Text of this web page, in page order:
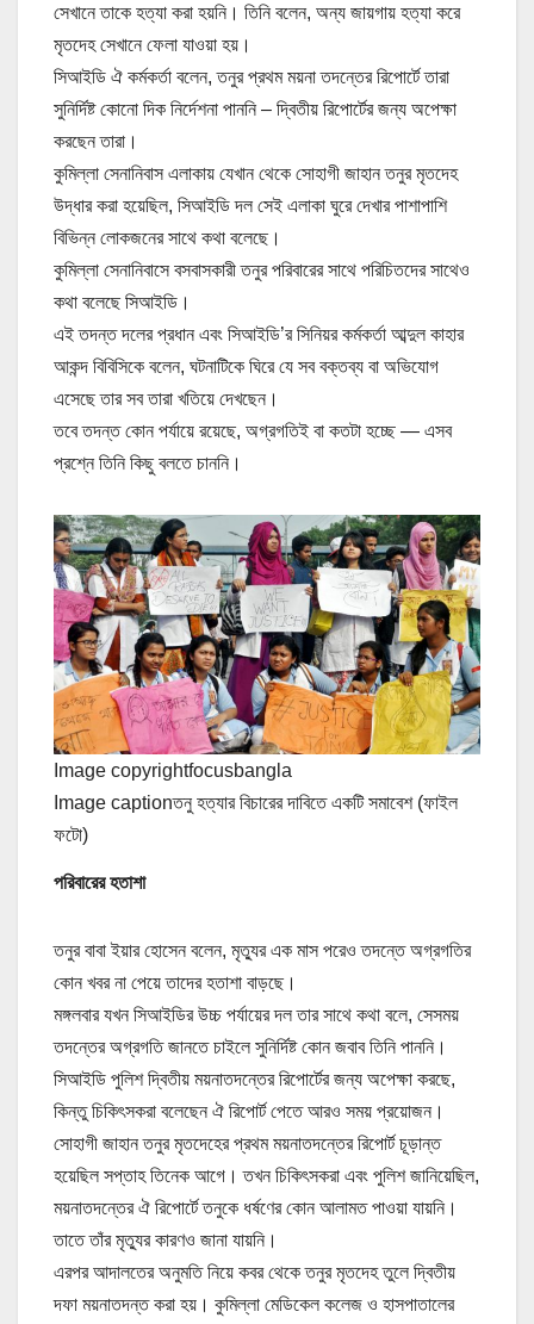
সেখানে তাকে হত্যা করা হয়নি। তিনি বলেন, অন্য জায়গায় হত্যা করে
মৃতদেহ সেখানে ফেলা যাওয়া হয়।
সিআইডি ঐ কর্মকর্তা বলেন, তনুর প্রথম ময়না তদন্তের রিপোর্টে তারা
সুনির্দিষ্ট কোনো দিক নির্দেশনা পাননি – দ্বিতীয় রিপোর্টের জন্য অপেক্ষা
করছেন তারা।
কুমিল্লা সেনানিবাস এলাকায় যেখান থেকে সোহাগী জাহান তনুর মৃতদেহ
উদ্ধার করা হয়েছিল, সিআইডি দল সেই এলাকা ঘুরে দেখার পাশাপাশি
বিভিন্ন লোকজনের সাথে কথা বলেছে।
কুমিল্লা সেনানিবাসে বসবাসকারী তনুর পরিবারের সাথে পরিচিতদের সাথেও
কথা বলেছে সিআইডি।
এই তদন্ত দলের প্রধান এবং সিআইডি’র সিনিয়র কর্মকর্তা আব্দুল কাহার
আকন্দ বিবিসিকে বলেন, ঘটনাটিকে ঘিরে যে সব বক্তব্য বা অভিযোগ
এসেছে তার সব তারা খতিয়ে দেখছেন।
তবে তদন্ত কোন পর্যায়ে রয়েছে, অগ্রগতিই বা কতটা হচ্ছে — এসব
প্রশ্নে তিনি কিছু বলতে চাননি।
Image copyrightfocusbangla
Image captionতনু হত্যার বিচারের দাবিতে একটি সমাবেশ (ফাইল
ফটো)
পরিবারের হতাশা
তনুর বাবা ইয়ার হোসেন বলেন, মৃত্যুর এক মাস পরেও তদন্তে অগ্রগতির
কোন খবর না পেয়ে তাদের হতাশা বাড়ছে।
মঙ্গলবার যখন সিআইডির উচ্চ পর্যায়ের দল তার সাথে কথা বলে, সেসময়
তদন্তের অগ্রগতি জানতে চাইলে সুনির্দিষ্ট কোন জবাব তিনি পাননি।
সিআইডি পুলিশ দ্বিতীয় ময়নাতদন্তের রিপোর্টের জন্য অপেক্ষা করছে,
কিন্তু চিকিৎসকরা বলেছেন ঐ রিপোর্ট পেতে আরও সময় প্রয়োজন।
সোহাগী জাহান তনুর মৃতদেহের প্রথম ময়নাতদন্তের রিপোর্ট চূড়ান্ত
হয়েছিল সপ্তাহ তিনেক আগে। তখন চিকিৎসকরা এবং পুলিশ জানিয়েছিল,
ময়নাতদন্তের ঐ রিপোর্টে তনুকে ধর্ষণের কোন আলামত পাওয়া যায়নি।
তাতে তাঁর মৃত্যুর কারণও জানা যায়নি।
এরপর আদালতের অনুমতি নিয়ে কবর থেকে তনুর মৃতদেহ তুলে দ্বিতীয়
দফা ময়নাতদন্ত করা হয়। কুমিল্লা মেডিকেল কলেজ ও হাসপাতালের